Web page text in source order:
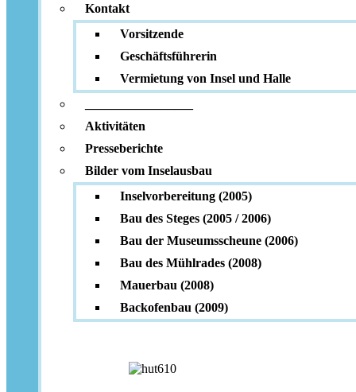
Kontakt
Vorsitzende
Geschäftsführerin
Vermietung von Insel und Halle
Aktivitäten
Presseberichte
Bilder vom Inselausbau
Inselvorbereitung (2005)
Bau des Steges (2005 / 2006)
Bau der Museumsscheune (2006)
Bau des Mühlrades (2008)
Mauerbau (2008)
Backofenbau (2009)